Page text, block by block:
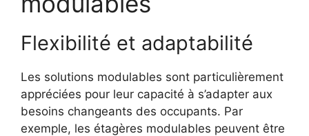
Flexibilité et adaptabilité
Les solutions modulables sont particulièrement
appréciées pour leur capacité à s’adapter aux
besoins changeants des occupants. Par
exemple, les étagères modulables peuvent être